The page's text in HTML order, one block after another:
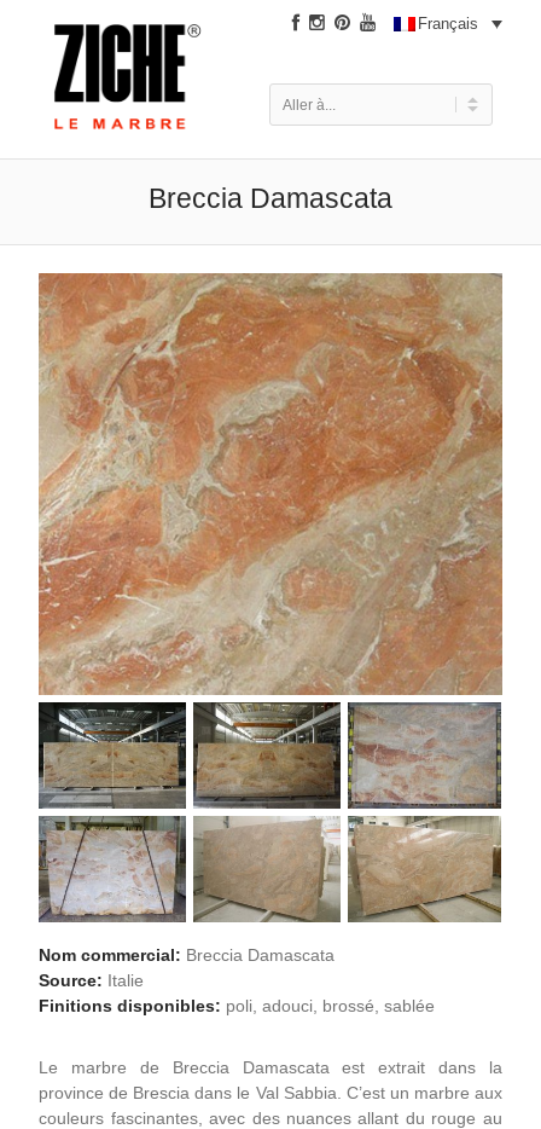
Français
Breccia Damascata
Nom commercial: Breccia Damascata
Source: Italie
Finitions disponibles: poli, adouci, brossé, sablée
Le marbre de Breccia Damascata est extrait dans la
province de Brescia dans le Val Sabbia. C’est un marbre aux
couleurs fascinantes, avec des nuances allant du rouge au